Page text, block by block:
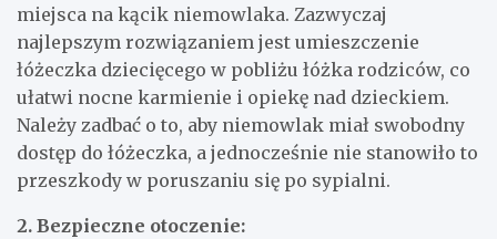
miejsca na kącik niemowlaka. Zazwyczaj
najlepszym rozwiązaniem jest umieszczenie
łóżeczka dziecięcego w pobliżu łóżka rodziców, co
ułatwi nocne karmienie i opiekę nad dzieckiem.
Należy zadbać o to, aby niemowlak miał swobodny
dostęp do łóżeczka, a jednocześnie nie stanowiło to
przeszkody w poruszaniu się po sypialni.
2. Bezpieczne otoczenie: